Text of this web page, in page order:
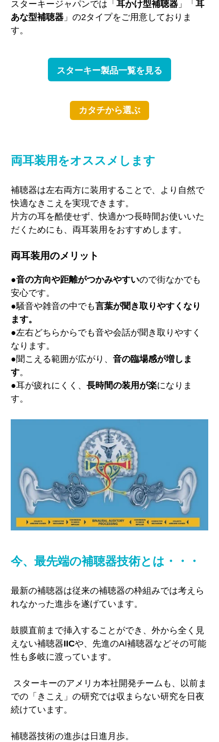
スターキージャパンでは「 耳かけ型補聴器」「 耳
あな型補聴器」の2タイプをご用意しておりま
す。
スターキー製品一覧を見る
カタチから選ぶ
両耳装用をオススメします
補聴器は左右両方に装用することで、より自然で
快適なきこえを実現できます。
片方の耳を酷使せず、快適かつ長時間お使いいた
だくためにも、両耳装用をおすすめします。
両耳装用のメリット
●音の方向や距離がつかみやすいので街なかでも
安心です。
●騒音や雑音の中でも言葉が聞き取りやすくなり
ます。
●左右どちらからでも音や会話が聞き取りやすく
なります。
●聞こえる範囲が広がり、 音の臨場感が増しま
す。
●耳が疲れにくく、 長時間の装用が楽になりま
す。
今、最先端の補聴器技術とは・・・
最新の補聴器は従来の補聴器の枠組みでは考えら
れなかった進歩を遂げています。
鼓膜直前まで挿入することができ、外から全く見
えない補聴器IICや、 先進のAI補聴器などその可能
性も多岐に渡っています。
スターキーのアメリカ本社開発チームも、 以前ま
での「きこえ」の研究では収まらない研究を日夜
続けています。
補聴器技術の進歩は日進月歩。